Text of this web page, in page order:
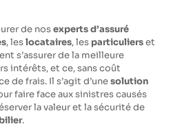
de nosexperts d’assuré
, leslocataires, les particulierset
s’assurer de la meilleure
intérêts, et ce, sans coût
de frais. Il s’agit d’unesolution
faire face aux sinistres causés
la valeur et la sécurité de
.